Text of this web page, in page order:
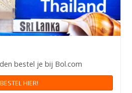
bestel je bij Bol.com
BESTEL HIER!